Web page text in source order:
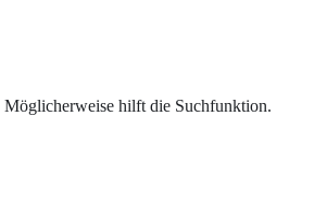
Möglicherweise hilft die Suchfunktion.